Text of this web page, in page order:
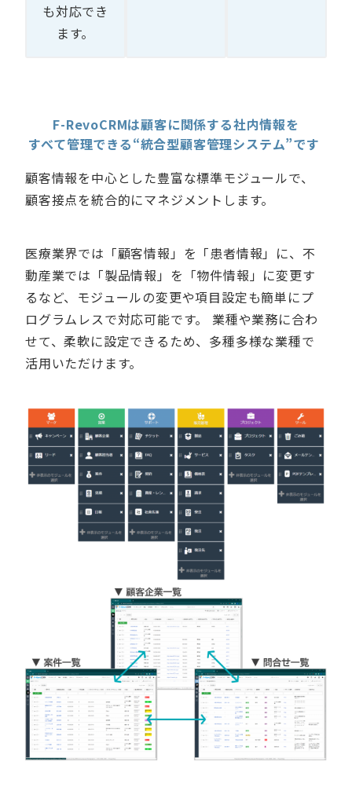
も対応でき
ます。
F-RevoCRMは顧客に関係する社内情報を
すべて管理できる“統合型顧客管理システム”です
顧客情報を中心とした豊富な標準モジュールで、
顧客接点を統合的にマネジメントします。
医療業界では「顧客情報」を「患者情報」に、不
動産業では「製品情報」を「物件情報」に変更す
るなど、モジュールの変更や項目設定も簡単にプ
ログラムレスで対応可能です。 業種や業務に合わ
せて、柔軟に設定できるため、多種多様な業種で
活用いただけます。